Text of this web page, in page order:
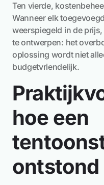
Ten vierde,
Wanneer elk
weerspiegeld in de
te ontwerpen: het
oplossing wordt niet
budgetvriendelijk.
hoe een
ontstond